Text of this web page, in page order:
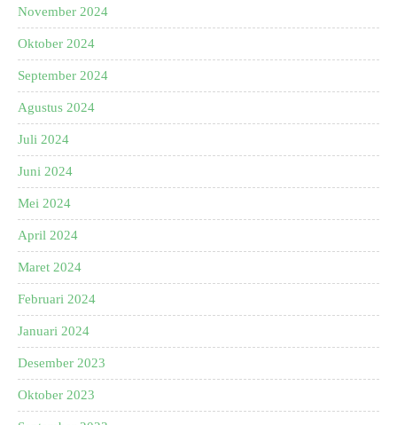
November 2024
Oktober 2024
September 2024
Agustus 2024
Juli 2024
Juni 2024
Mei 2024
April 2024
Maret 2024
Februari 2024
Januari 2024
Desember 2023
Oktober 2023